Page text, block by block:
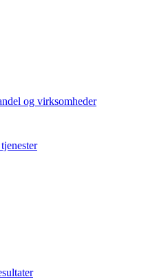
og virksomheder